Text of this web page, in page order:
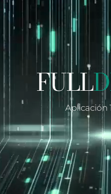
FULL
Aplicación